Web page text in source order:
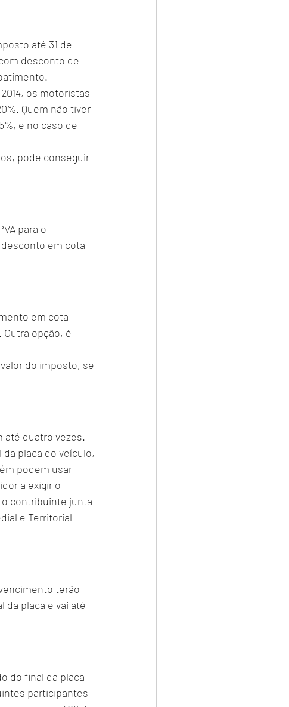
até 31 de
desconto de
os motoristas
Quem não tiver
e no caso de
pode conseguir
para o
em cota
em cota
opção, é
do imposto, se
até quatro vezes.
placa do veículo,
podem usar
a exigir o
contribuinte junta
e Territorial
terão
da placa e vai até
do final da placa
participantes